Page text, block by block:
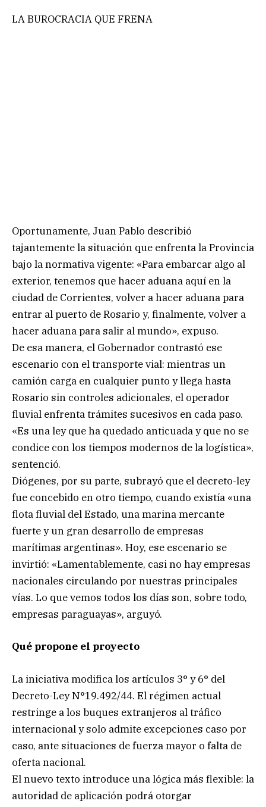
LA BUROCRACIA QUE FRENA
Oportunamente, Juan Pablo describió
tajantemente la situación que enfrenta la Provincia
bajo la normativa vigente: «Para embarcar algo al
exterior, tenemos que hacer aduana aquí en la
ciudad de Corrientes, volver a hacer aduana para
entrar al puerto de Rosario y, finalmente, volver a
hacer aduana para salir al mundo», expuso.
De esa manera, el Gobernador contrastó ese
escenario con el transporte vial: mientras un
camión carga en cualquier punto y llega hasta
Rosario sin controles adicionales, el operador
fluvial enfrenta trámites sucesivos en cada paso.
«Es una ley que ha quedado anticuada y que no se
condice con los tiempos modernos de la logística»,
sentenció.
Diógenes, por su parte, subrayó que el decreto-ley
fue concebido en otro tiempo, cuando existía «una
flota fluvial del Estado, una marina mercante
fuerte y un gran desarrollo de empresas
marítimas argentinas». Hoy, ese escenario se
invirtió: «Lamentablemente, casi no hay empresas
nacionales circulando por nuestras principales
vías. Lo que vemos todos los días son, sobre todo,
empresas paraguayas», arguyó.
Qué propone el proyecto
La iniciativa modifica los artículos 3° y 6° del
Decreto-Ley N°19.492/44. El régimen actual
restringe a los buques extranjeros al tráfico
internacional y solo admite excepciones caso por
caso, ante situaciones de fuerza mayor o falta de
oferta nacional.
El nuevo texto introduce una lógica más flexible: la
autoridad de aplicación podrá otorgar